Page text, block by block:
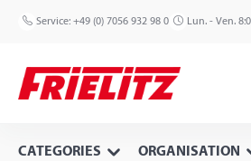
to main content
Skip to search
Skip to main navigation
Service: +49 (0) 7056 932 98 0 Lun. - Ven.
CATEGORIES ORGANISATION